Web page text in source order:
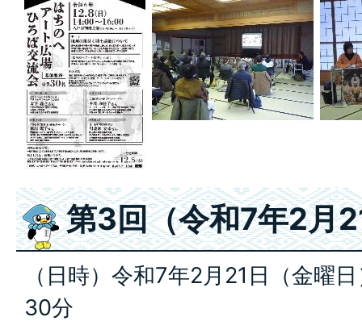
第3回（令和7年2月
（日時）令和7年2月21日（金曜
30分